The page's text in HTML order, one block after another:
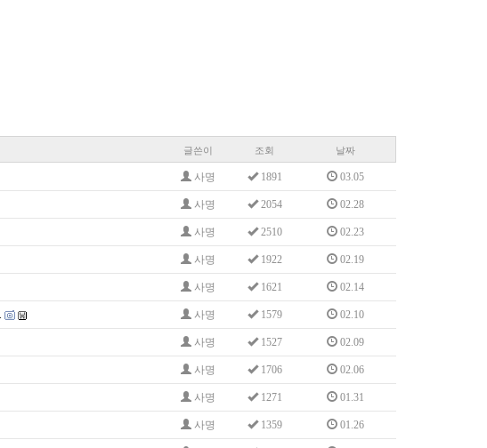
글쓴이 조회 날짜
사명 1891 03.05
사명 2054 02.28
사명 2510 02.23
사명 1922 02.19
사명 1621 02.14
사명 1579 02.10
사명 1527 02.09
사명 1706 02.06
사명 1271 01.31
사명 1359 01.26